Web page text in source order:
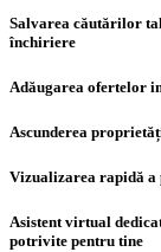
Salvarea căutărilor
închiriere
Adăugarea ofertelor
Ascunderea
Vizualizarea rapidă
Asistent virtual
potrivite pentru tine